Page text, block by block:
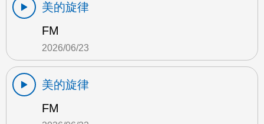
美的旋律
FM
2026/06/23
美的旋律
FM